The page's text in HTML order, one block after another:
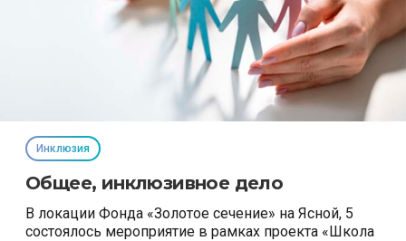
Инклюзия
Общее, инклюзивное дело
В локации Фонда «Золотое сечение» на Ясной, 5
состоялось мероприятие в рамках проекта «Школа